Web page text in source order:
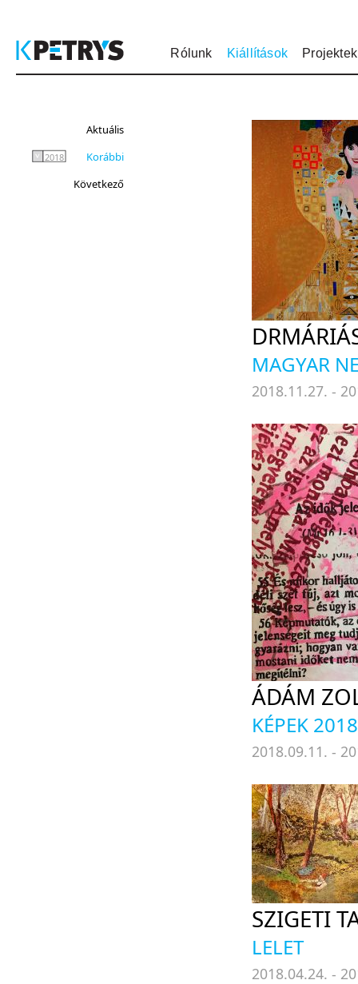
Rólunk Kiállítások Projektek
Aktuális
2018
Korábbi
Következő
MAGYAR
2018.11.27. -
ÁDÁM
KÉPEK 2018
2018.09.11. -
SZIGETI
LELET
2018.04.24. -